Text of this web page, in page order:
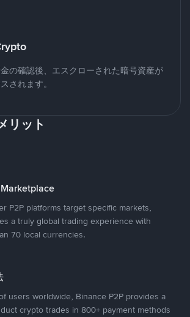
の確認後、エスクローされた暗号資産が
されます。
リット
P2P platforms target specific markets,
a truly global trading experience with
70 local currencies.
users worldwide, Binance P2P provides a
crypto trades in 800+ payment methods